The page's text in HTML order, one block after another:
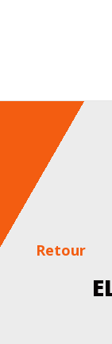
Retour